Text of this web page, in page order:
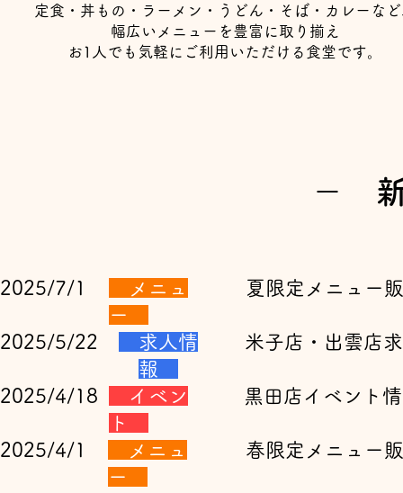
定食・丼もの・ラーメン・うどん・そば・カレーな
幅広いメニューを豊富に取り揃え
​お1人でも気軽にご利用いただける食堂です。
－
2025/7/1
メニュ
ー
夏限定メニュー
2025/5/22
求人情
報
米子店・出雲店
2025/4/18
イベン
ト
黒田店イベント
2025/4/1
メニュ
ー
春限定メニュー